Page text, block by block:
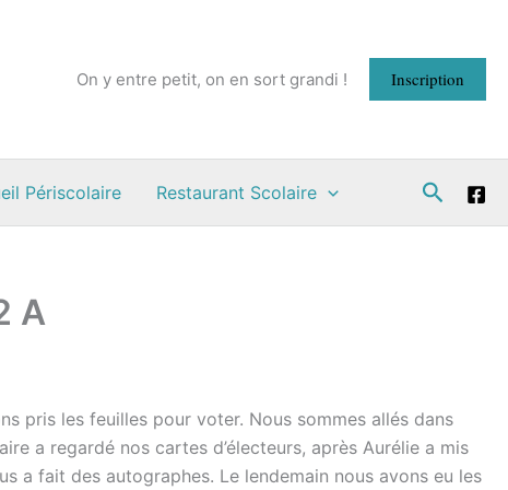
On y entre petit, on en sort grandi ! Inscription
Périscolaire Restaurant Scolaire
A
pris les feuilles pour voter. Nous sommes allés dans
a regardé nos cartes d’électeurs, après Aurélie a mis
a fait des autographes. Le lendemain nous avons eu les